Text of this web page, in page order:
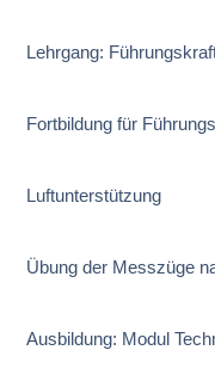
Lehrgang:
Fortbildung für
Luftunterstützung
Übung der Messzüge
Ausbildung: Modul